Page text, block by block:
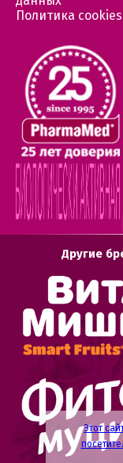
Этот
Политика cookies
Другие